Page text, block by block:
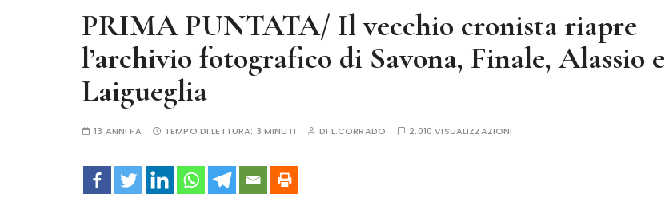
PRIMA PUNTATA/ Il vecchio cronista riapre
l’archivio fotografico di Savona, Finale, Alassio e
Laigueglia
13 ANNI FA TEMPO DI LETTURA: 3 MINUTI DI L.CORRADO 2.010 VISUALIZZAZIONI